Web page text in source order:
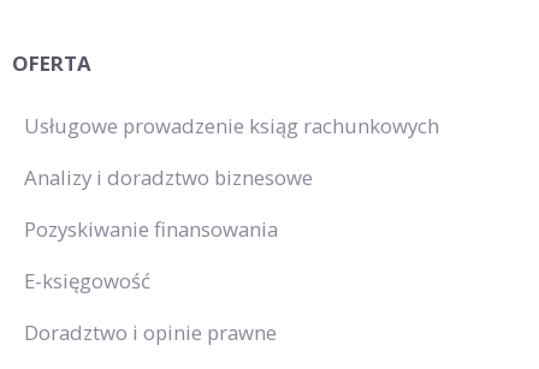
OFERTA
Usługowe prowadzenie ksiąg rachunkowych
Analizy i doradztwo biznesowe
Pozyskiwanie finansowania
E-księgowość
Doradztwo i opinie prawne